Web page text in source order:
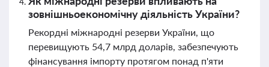
зовнішньоекономічну діяльність України?
Рекордні міжнародні резерви України, що
перевищують 54,7 млрд доларів, забезпечують
фінансування імпорту протягом понад п'яти